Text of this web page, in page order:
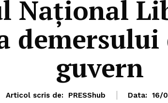
Național
demersului
guvern
Articol scris de: PRESShub Data: 16/